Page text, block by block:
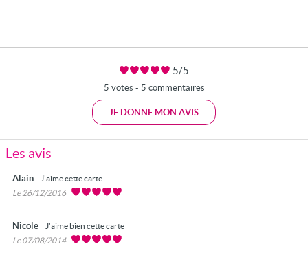
5/5
5 votes - 5 commentaires
JE DONNE MON AVIS
Les avis
Alain
J'aime cette carte
Le 26/12/2016
Nicole
J'aime bien cette carte
Le 07/08/2014